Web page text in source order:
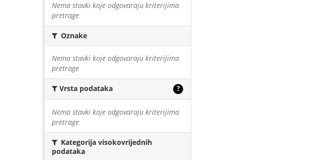
Nema stavki koje odgovaraju kriterijima
pretrage
Oznake
Nema stavki koje odgovaraju kriterijima
pretrage
Vrsta podataka ?
Nema stavki koje odgovaraju kriterijima
pretrage
Kategorija visokovrijednih
podataka